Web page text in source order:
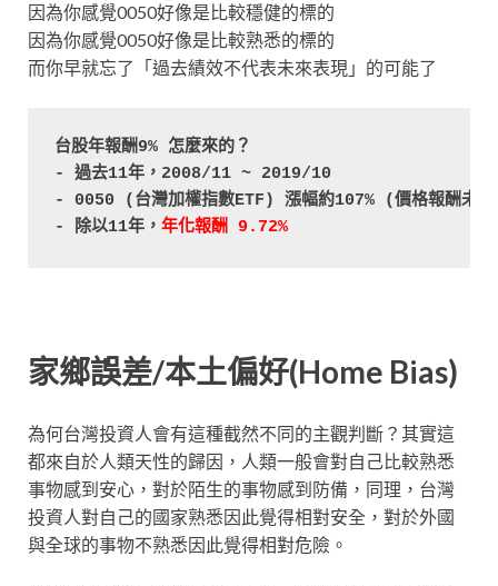
因為你感覺0050好像是比較穩健的標的
因為你感覺0050好像是比較熟悉的標的
而你早就忘了「過去績效不代表未來表現」的可能了
台股年報酬9% 怎麼來的？
- 過去11年，2008/11 ~ 2019/10
- 0050 (台灣加權指數ETF) 漲幅約107% (價格報酬未
- 除以11年， 年化報酬 9.72%
家鄉誤差/本土偏好(Home Bias)
為何台灣投資人會有這種截然不同的主觀判斷？其實這
都來自於人類天性的歸因，人類一般會對自己比較熟悉
事物感到安心，對於陌生的事物感到防備，同理，台灣
投資人對自己的國家熟悉因此覺得相對安全，對於外國
與全球的事物不熟悉因此覺得相對危險。